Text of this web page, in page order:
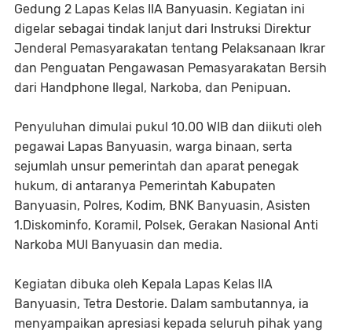
Gedung 2 Lapas Kelas IIA Banyuasin. Kegiatan ini
digelar sebagai tindak lanjut dari Instruksi Direktur
Jenderal Pemasyarakatan tentang Pelaksanaan Ikrar
dan Penguatan Pengawasan Pemasyarakatan Bersih
dari Handphone Ilegal, Narkoba, dan Penipuan.
Penyuluhan dimulai pukul 10.00 WIB dan diikuti oleh
pegawai Lapas Banyuasin, warga binaan, serta
sejumlah unsur pemerintah dan aparat penegak
hukum, di antaranya Pemerintah Kabupaten
Banyuasin, Polres, Kodim, BNK Banyuasin, Asisten
1.Diskominfo, Koramil, Polsek, Gerakan Nasional Anti
Narkoba MUI Banyuasin dan media.
Kegiatan dibuka oleh Kepala Lapas Kelas IIA
Banyuasin, Tetra Destorie. Dalam sambutannya, ia
menyampaikan apresiasi kepada seluruh pihak yang